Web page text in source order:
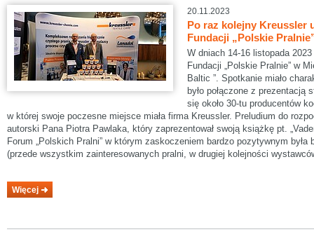
20.11.2023
Po raz kolejny Kreussler
Fundacji „Polskie
W dniach 14-16 listopada
Fundacji „Polskie Pralnie” w
Baltic ”. Spotkanie miało
było połączone z prezentacją
się około 30-tu producentów
w której swoje poczesne miejsce miała firma Kreussler. Preludium do
autorski Pana Piotra Pawlaka, który zaprezentował swoją książkę pt.
Forum „Polskich Pralni” w którym zaskoczeniem bardzo pozytywnym
(przede wszystkim zainteresowanych pralni, w drugiej kolejności
Więcej